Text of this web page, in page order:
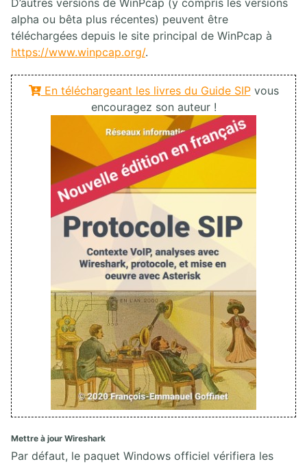
alpha ou bêta plus récentes) peuvent être
téléchargées depuis le site principal de WinPcap à
https://www.winpcap.org/.
En téléchargeant les livres du Guide SIPvous
encouragez son auteur !
Mettre à jour Wireshark
Par défaut, le paquet Windows officiel vérifiera les